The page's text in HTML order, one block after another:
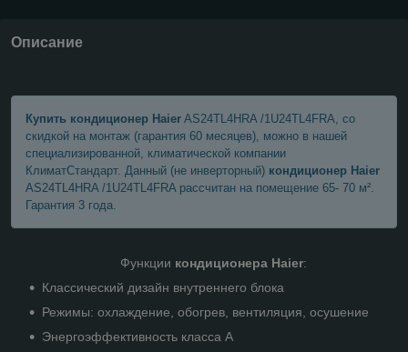
Описание
Купить кондиционер Haier AS24TL4HRA /1U24TL4FRA, со
скидкой на монтаж (гарантия 60 месяцев), можно в нашей
специализированной, климатической компании
КлиматСтандарт. Данный (не инверторный) кондиционер Haier
AS24TL4HRA /1U24TL4FRA рассчитан на помещение 65- 70 м².
Гарантия 3 года.
Функции кондиционера Haier:
Классический дизайн внутреннего блока
Режимы: охлаждение, обогрев, вентиляция, осушение
Энергоэффективность класса А